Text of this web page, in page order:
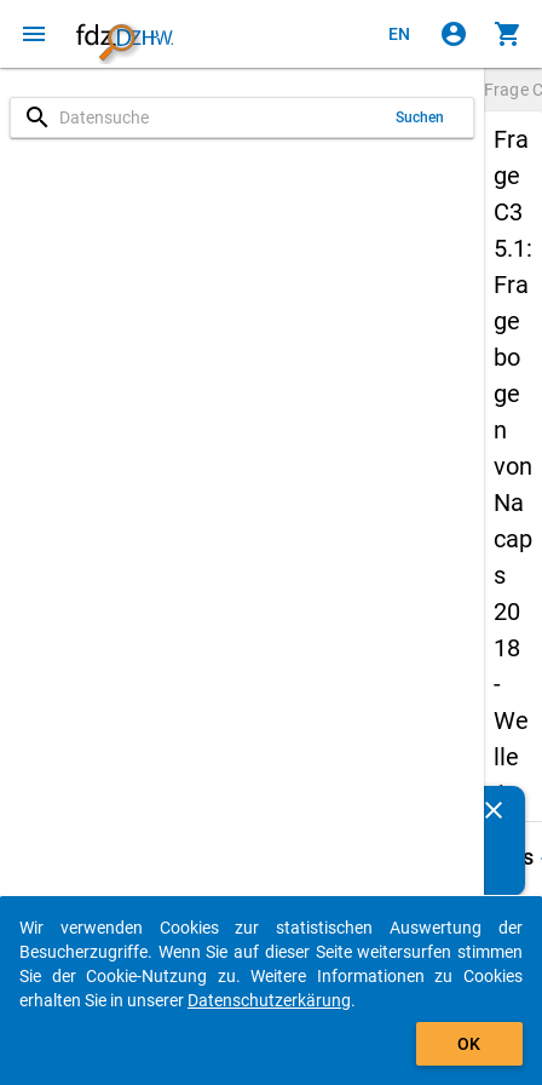
menu EN account_circle shopping_cart
search Suchen
Frage
Fra
ge
C3
5.1:
Fra
ge
bo
ge
n
von
Na
cap
s
20
18
-
We
lle
1
Details
C35.1
clear
auto_stories
add_shopping_cart
Wir verwenden Cookies zur statistischen Auswertung der
Besucherzugriffe. Wenn Sie auf dieser Seite weitersurfen stimmen
Sie der Cookie-Nutzung zu. Weitere Informationen zu Cookies
erhalten Sie in unserer Datenschutzerkärung.
OK